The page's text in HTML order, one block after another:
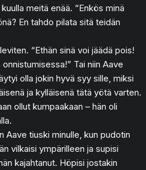
meitä enää. “Enkös minä
En tahdo pilata sitä teidän
“Ethän sinä voi jäädä pois!
Tai niin Aave
olla jokin hyvä syy sille, miksi
ja kylläisenä tätä yötä varten.
ollut kumpaakaan – hän oli
Aave tiuski minulle, kun pudotin
vilkaisi ympärilleen ja supisi
kajahtanut. Höpisi jostakin